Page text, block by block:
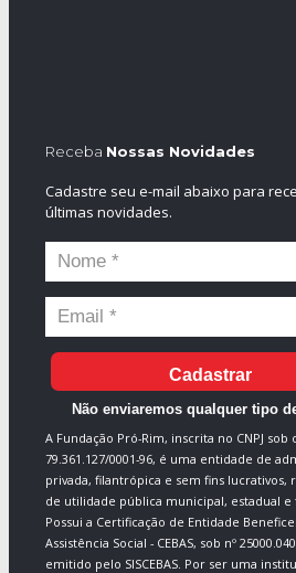
Receba Nossas Novidades
Cadastre seu e-mail abaixo para
últimas novidades.
Cadastrar
Não enviaremos qualquer tipo
A Fundação Pró-Rim, inscrita no CNPJ sob
79.361.127/0001-96, é uma entidade de
privada, filantrópica e sem fins lucrativos,
de utilidade pública municipal, estadual e
Possui a Certificação de Entidade
Assistência Social - CEBAS, sob nº
emitido pelo SISCEBAS. Por ser uma